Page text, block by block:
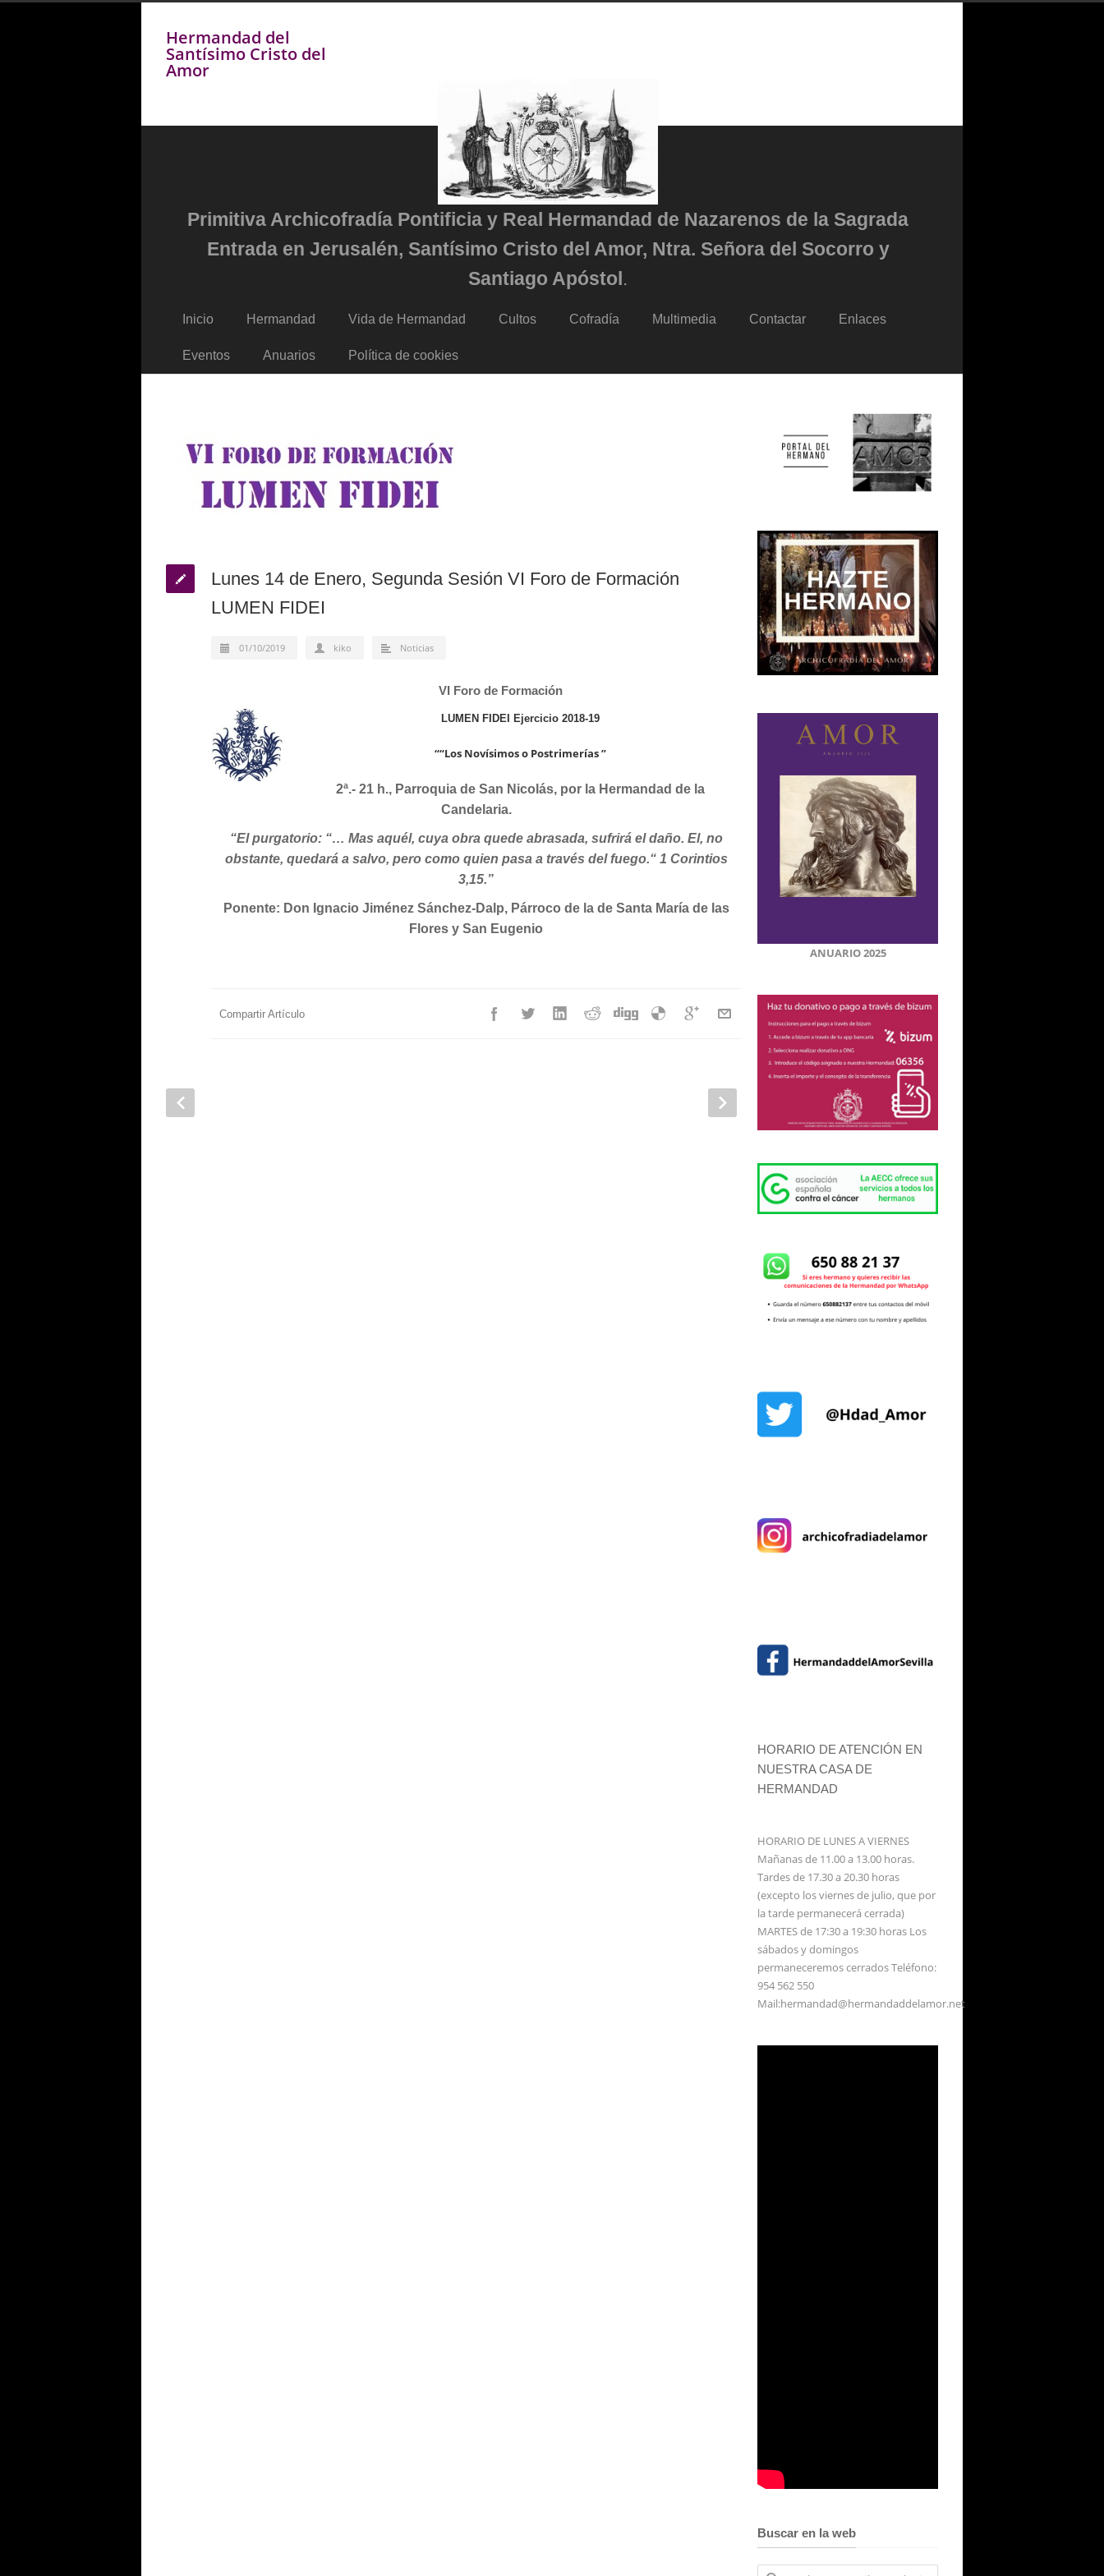
Hermandad del
Santísimo Cristo del
Amor
Primitiva Archicofradía Pontificia y Real Hermandad de Nazarenos de la Sagrada
Entrada en Jerusalén, Santísimo Cristo del Amor, Ntra. Señora del Socorro y
Santiago Apóstol.
Inicio Hermandad Vida de Hermandad Cultos Cofradía Multimedia Contactar Enlaces
Eventos Anuarios Política de cookies
Lunes 14 de Enero, Segunda Sesión VI Foro de Formación
LUMEN FIDEI
01/10/2019 kiko Noticias
VI Foro de Formación
LUMEN FIDEI Ejercicio 2018-19
““Los Novísimos o Postrimerías ”
2ª.- 21 h., Parroquia de San Nicolás, por la Hermandad de la
Candelaria.
“El purgatorio: “… Mas aquél, cuya obra quede abrasada, sufrirá el daño. El, no
obstante, quedará a salvo, pero como quien pasa a través del fuego.“ 1 Corintios
3,15.”
Ponente: Don Ignacio Jiménez Sánchez-Dalp, Párroco de la de Santa María de las
Flores y San Eugenio
Compartir Artículo
ANUARIO 2025
HORARIO DE ATENCIÓN EN
NUESTRA CASA DE
HERMANDAD
HORARIO DE LUNES A VIERNES
Mañanas de 11.00 a 13.00 horas.
Tardes de 17.30 a 20.30 horas
(excepto los viernes de julio, que por
la tarde permanecerá cerrada)
MARTES de 17:30 a 19:30 horas Los
sábados y domingos
permaneceremos cerrados Teléfono:
954 562 550
Mail:hermandad@hermandaddelamor.net
Buscar en la web